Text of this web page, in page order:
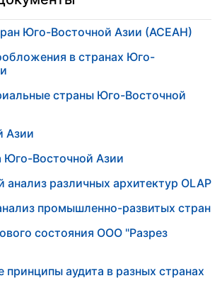
Юго-Восточной Азии (АСЕАН)
в странах Юго-
страны Юго-Восточной
Азии
Юго-Восточной Азии
анализ различных архитектур OLAP
промышленно-развитых стран
состояния ООО "Разрез
принципы аудита в разных странах